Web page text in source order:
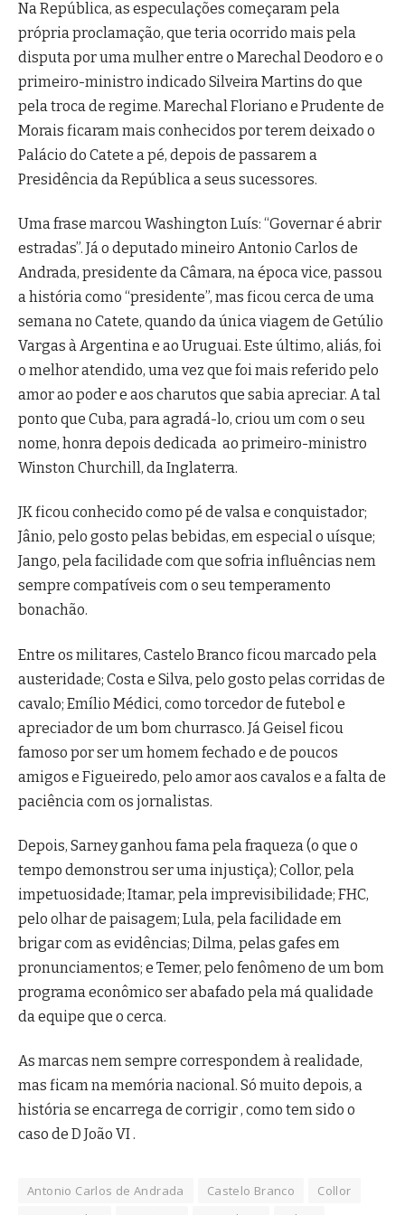
Na República, as especulações começaram pela
própria proclamação, que teria ocorrido mais pela
disputa por uma mulher entre o Marechal Deodoro e o
primeiro-ministro indicado Silveira Martins do que
pela troca de regime. Marechal Floriano e Prudente de
Morais ficaram mais conhecidos por terem deixado o
Palácio do Catete a pé, depois de passarem a
Presidência da República a seus sucessores.
Uma frase marcou Washington Luís: “Governar é abrir
estradas”. Já o deputado mineiro Antonio Carlos de
Andrada, presidente da Câmara, na época vice, passou
a história como “presidente”, mas ficou cerca de uma
semana no Catete, quando da única viagem de Getúlio
Vargas à Argentina e ao Uruguai. Este último, aliás, foi
o melhor atendido, uma vez que foi mais referido pelo
amor ao poder e aos charutos que sabia apreciar. A tal
ponto que Cuba, para agradá-lo, criou um com o seu
nome, honra depois dedicada ao primeiro-ministro
Winston Churchill, da Inglaterra.
JK ficou conhecido como pé de valsa e conquistador;
Jânio, pelo gosto pelas bebidas, em especial o uísque;
Jango, pela facilidade com que sofria influências nem
sempre compatíveis com o seu temperamento
bonachão.
Entre os militares, Castelo Branco ficou marcado pela
austeridade; Costa e Silva, pelo gosto pelas corridas de
cavalo; Emílio Médici, como torcedor de futebol e
apreciador de um bom churrasco. Já Geisel ficou
famoso por ser um homem fechado e de poucos
amigos e Figueiredo, pelo amor aos cavalos e a falta de
paciência com os jornalistas.
Depois, Sarney ganhou fama pela fraqueza (o que o
tempo demonstrou ser uma injustiça); Collor, pela
impetuosidade; Itamar, pela imprevisibilidade; FHC,
pelo olhar de paisagem; Lula, pela facilidade em
brigar com as evidências; Dilma, pelas gafes em
pronunciamentos; e Temer, pelo fenômeno de um bom
programa econômico ser abafado pela má qualidade
da equipe que o cerca.
As marcas nem sempre correspondem à realidade,
mas ficam na memória nacional. Só muito depois, a
história se encarrega de corrigir , como tem sido o
caso de D João VI .
Antonio Carlos de Andrada Castelo Branco
Collor